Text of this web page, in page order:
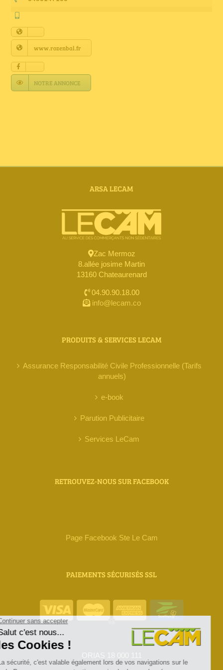
Annuaire Fournisseurs
Actualités
Contact
www.rozenbal.fr
NOTRE ANNONCE
ARSA LECAM
Zac Mermoz
8.allée josime Martin
13160 Chateaurenard
04.90.90.18.00
info@lecam.co
PRODUITS & SERVICES LECAM
Assurance Responsabilité Civile Professionnelle (Tarifs
annuels)
e-book
Parution Publicitaire
Services LeCam
RETROUVEZ-NOUS SUR FACEBOOK
Page Facebook Ste Le Cam
PAIEMENTS SÉCURISÉS SSL